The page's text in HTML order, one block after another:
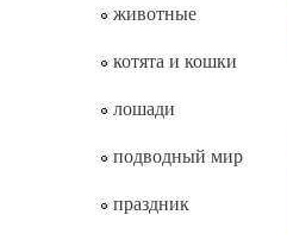
животные
котята и кошки
лошади
подводный мир
праздник